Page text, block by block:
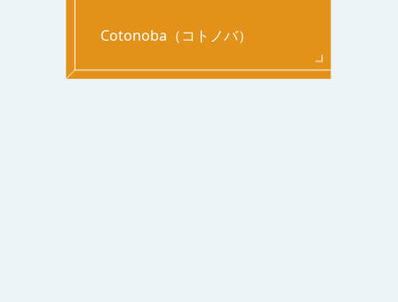
Cotonoba（コトノバ）